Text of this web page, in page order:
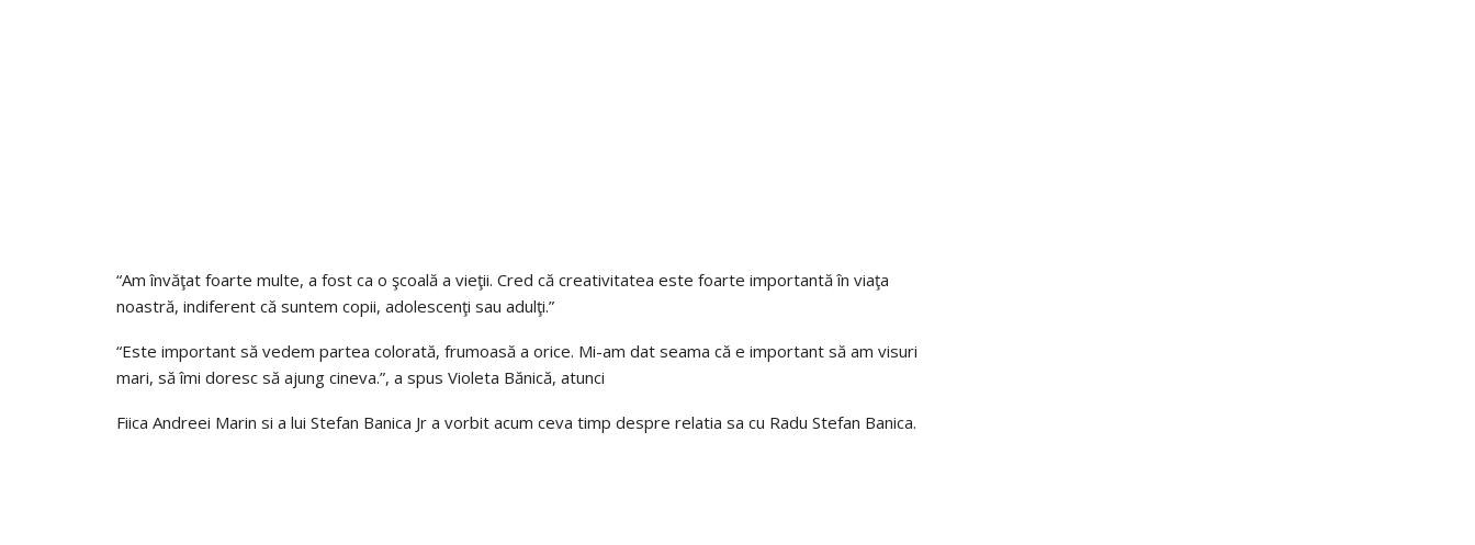
“Am învăţat foarte multe, a fost ca o şcoală a vieţii. Cred că creativitatea este foarte importantă în viaţa
noastră, indiferent că suntem copii, adolescenţi sau adulţi.”
“Este important să vedem partea colorată, frumoasă a orice. Mi-am dat seama că e important să am visuri
mari, să îmi doresc să ajung cineva.”, a spus Violeta Bănică, atunci
Fiica Andreei Marin si a lui Stefan Banica Jr a vorbit acum ceva timp despre relatia sa cu Radu Stefan Banica.